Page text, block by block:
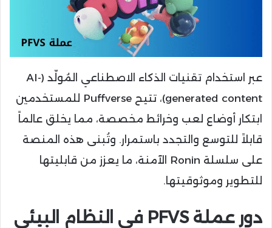
عبر استخدام تقنيات الذكاء الاصطناعي المُولّد (AI-
generated content)، تتيح Puffverse للمستخدمين
ابتكار أوضاع لعب وخرائط مخصصة، مما يخلق عالماً
قابلاً للتوسع والتجدد باستمرار. وتُبنى هذه المنصة
على سلسلة Ronin الآمنة، ما يعزز من قابليتها
للتطوير وموثوقيتها.
دور عملة PFVS في النظام البيئي